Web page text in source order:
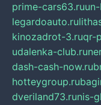
prime-cars63.ru
legardoauto.ru
kinozadrot-3.ruqr-
udalenka-club.ru
dash-cash-now.ru
hotteygroup.ru
dveriland73.runis-